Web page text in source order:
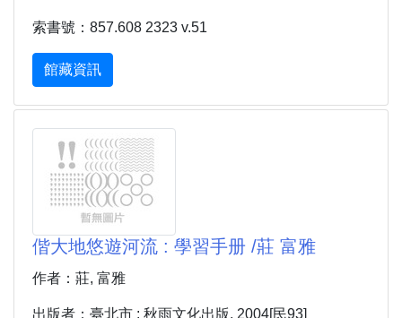
索書號：857.608 2323 v.51
館藏資訊
偕大地悠遊河流 : 學習手册 /莊 富雅
作者：莊, 富雅
出版者：臺北市 : 秋雨文化出版, 2004[民93]